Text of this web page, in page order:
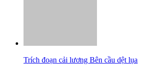
Trích đoạn cải lương Bên cầu dệt lụa